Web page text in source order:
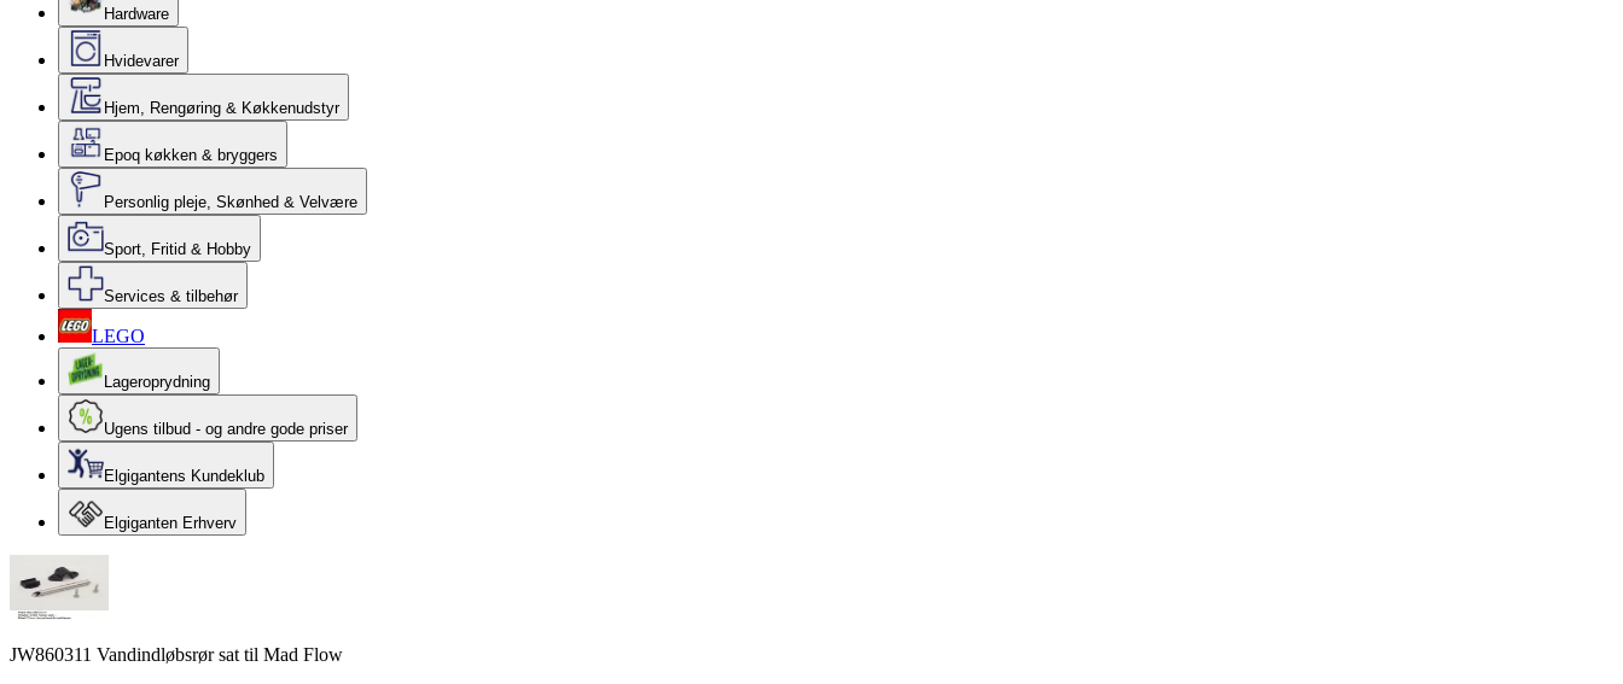
Hardware
Hvidevarer
Hjem, Rengøring & Køkkenudstyr
Epoq køkken & bryggers
Personlig pleje, Skønhed & Velvære
Sport, Fritid & Hobby
Services & tilbehør
LEGO
Lageroprydning
Ugens tilbud - og andre gode priser
Elgigantens Kundeklub
Elgiganten Erhverv
JW860311 Vandindløbsrør sat til Mad Flow